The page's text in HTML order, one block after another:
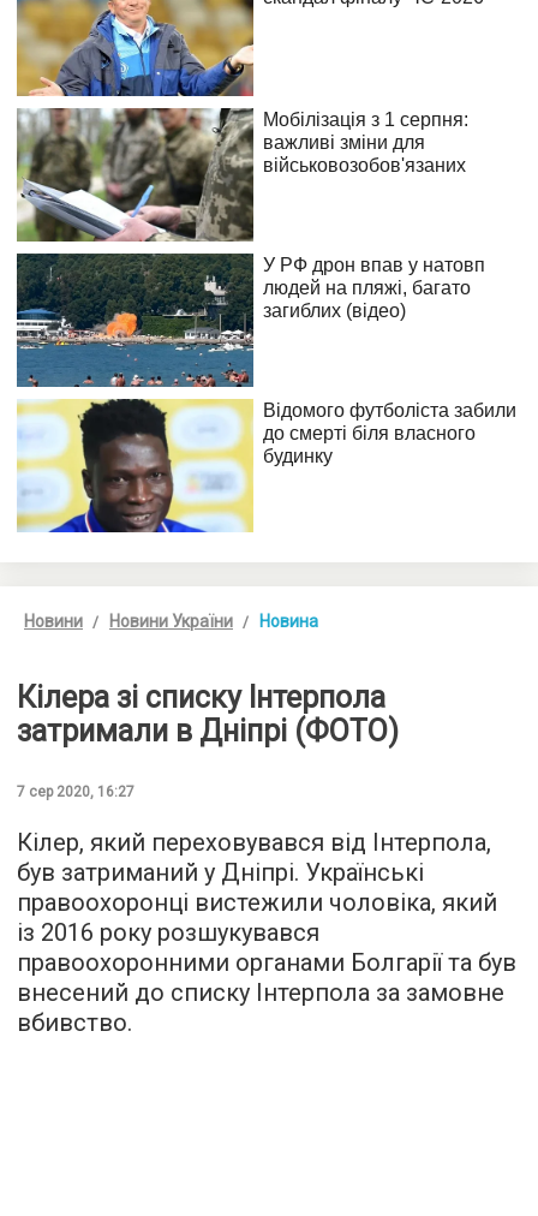
Новини Новини України Новина
Кілера зі списку Інтерпола
затримали в Дніпрі (ФОТО)
7 сер 2020, 16:27
Кілер, який переховувався від Інтерпола,
був затриманий у Дніпрі. Українські
правоохоронці вистежили чоловіка, який
із 2016 року розшукувався
правоохоронними органами Болгарії та був
внесений до списку Інтерпола за замовне
вбивство.